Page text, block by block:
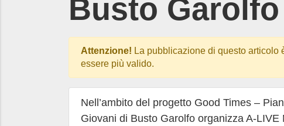
Busto Garolfo
Attenzione! La pubblicazione di questo articolo
essere più valido.
Nell’ambito del progetto Good Times –
Giovani di Busto Garolfo organizza A-